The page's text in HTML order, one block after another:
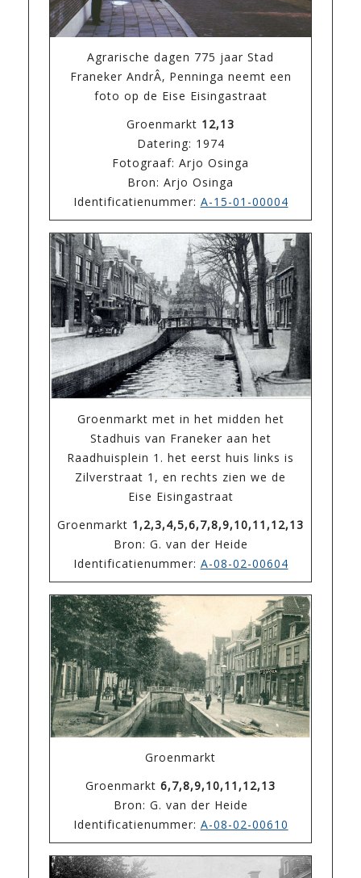
Agrarische dagen 775 jaar Stad
Franeker AndrÂ‚ Penninga neemt een
foto op de Eise Eisingastraat
Groenmarkt 12,13
Datering: 1974
Fotograaf: Arjo Osinga
Bron: Arjo Osinga
Identificatienummer: A-15-01-00004
Groenmarkt met in het midden het
Stadhuis van Franeker aan het
Raadhuisplein 1. het eerst huis links is
Zilverstraat 1, en rechts zien we de
Eise Eisingastraat
Groenmarkt 1,2,3,4,5,6,7,8,9,10,11,12,13
Bron: G. van der Heide
Identificatienummer: A-08-02-00604
Groenmarkt
Groenmarkt 6,7,8,9,10,11,12,13
Bron: G. van der Heide
Identificatienummer: A-08-02-00610